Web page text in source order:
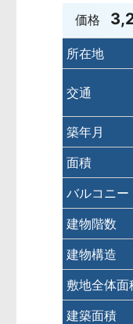
価格
所在地
交通
築年月
面積
バルコニー
建物階数
建物構造
敷地全体面
建築面積